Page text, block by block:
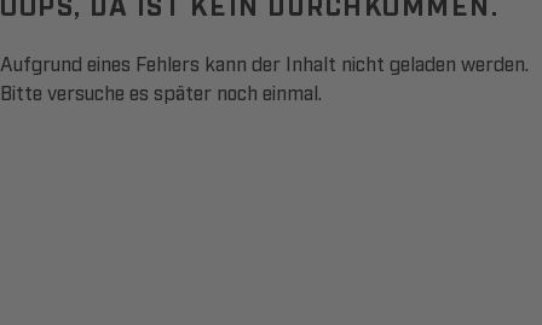
Aufgrund eines Fehlers kann der Inhalt nicht geladen werden.
Bitte versuche es später noch einmal.